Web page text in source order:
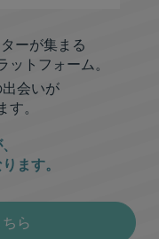
ーが集まる
トフォーム。
会いが
。
ます。
ら